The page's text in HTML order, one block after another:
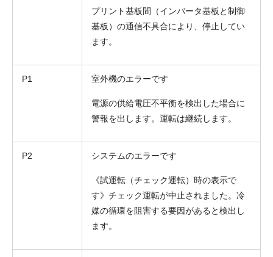
プリント基板間（インバータ基板と制御
基板）の通信不具合により、停止してい
ます。
P1 室外機のエラーです
電源の供給電圧不平衡を検出した場合に
警報を出します。運転は継続します。
P2 システムのエラーです
《試運転（チェック運転）時の表示で
す》チェック運転が中止されました。冷
媒の循環を阻害する要因があると検出し
ます。